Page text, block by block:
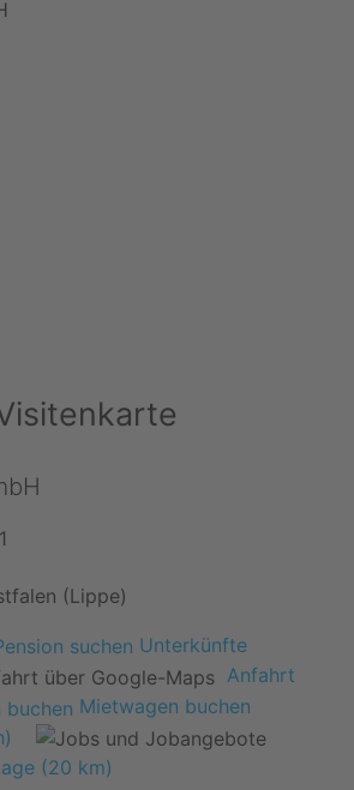
(Lippe)
Unterkünfte
Anfahrt
Mietwagen buchen
(20 km)